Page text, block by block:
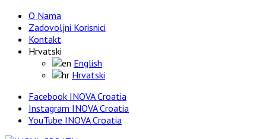
O Nama
Zadovoljni Korisnici
Kontakt
Hrvatski
English
Hrvatski
Facebook INOVA Croatia
Instagram INOVA Croatia
YouTube INOVA Croatia